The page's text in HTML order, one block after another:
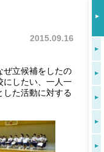
2015.09.16
ぜ立候補をしたの
にしたい、一人一
した活動に対する